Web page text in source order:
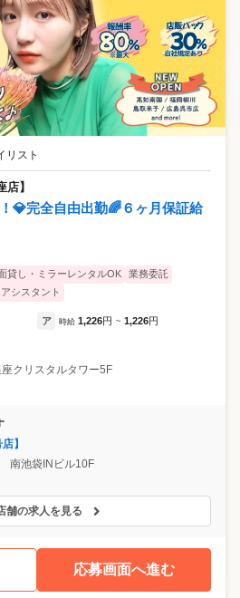
リスト
】
💎完全自由出勤🌈６ヶ月保証給
貸し・ミラーレンタルOK
業務委託
アシスタント
ア 時給 1,226円 ~ 1,226円
クリスタルタワー5F
】
南池袋INビル10F
舗の求人を見る
応募画面へ進む